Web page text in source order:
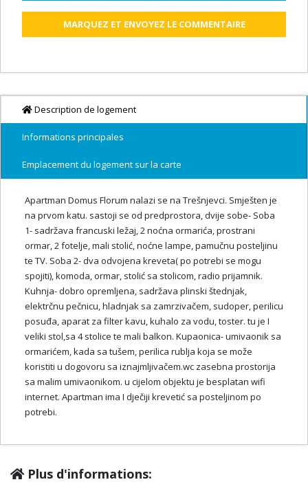
MARQUEZ ET ENVOYEZ LE COMMENTAIRE
Description de logement
Informations principales
Emplacement du logement sur la carte
Apartman Domus Florum nalazi se na Trešnjevci. Smješten je
na prvom katu. sastoji se od predprostora, dvije sobe- Soba
1- sadržava francuski ležaj, 2 noćna ormarića, prostrani
ormar, 2 fotelje, mali stolić, noćne lampe, pamučnu posteljinu
te TV. Soba 2- dva odvojena kreveta( po potrebi se mogu
spojiti), komoda, ormar, stolić sa stolicom, radio prijamnik.
Kuhnja- dobro opremljena, sadržava plinski štednjak,
elektrčnu pečnicu, hladnjak sa zamrzivačem, sudoper, perilicu
posuđa, aparat za filter kavu, kuhalo za vodu, toster. tu je I
veliki stol,sa 4 stolice te mali balkon. Kupaonica- umivaonik sa
ormarićem, kada sa tušem, perilica rublja koja se može
koristiti u dogovoru sa iznajmljivačem.wc zasebna prostorija
sa malim umivaonikom. u cijelom objektu je besplatan wifi
internet. Apartman ima I dječiji krevetić sa posteljinom po
potrebi.
Plus d'informations: